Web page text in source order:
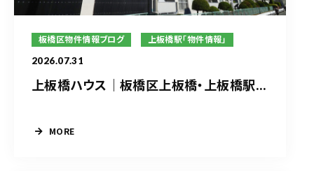
板橋区物件情報ブログ 上板橋駅「物件情報」
2026.07.31
上板橋ハウス｜板橋区上板橋・上板橋駅...
MORE